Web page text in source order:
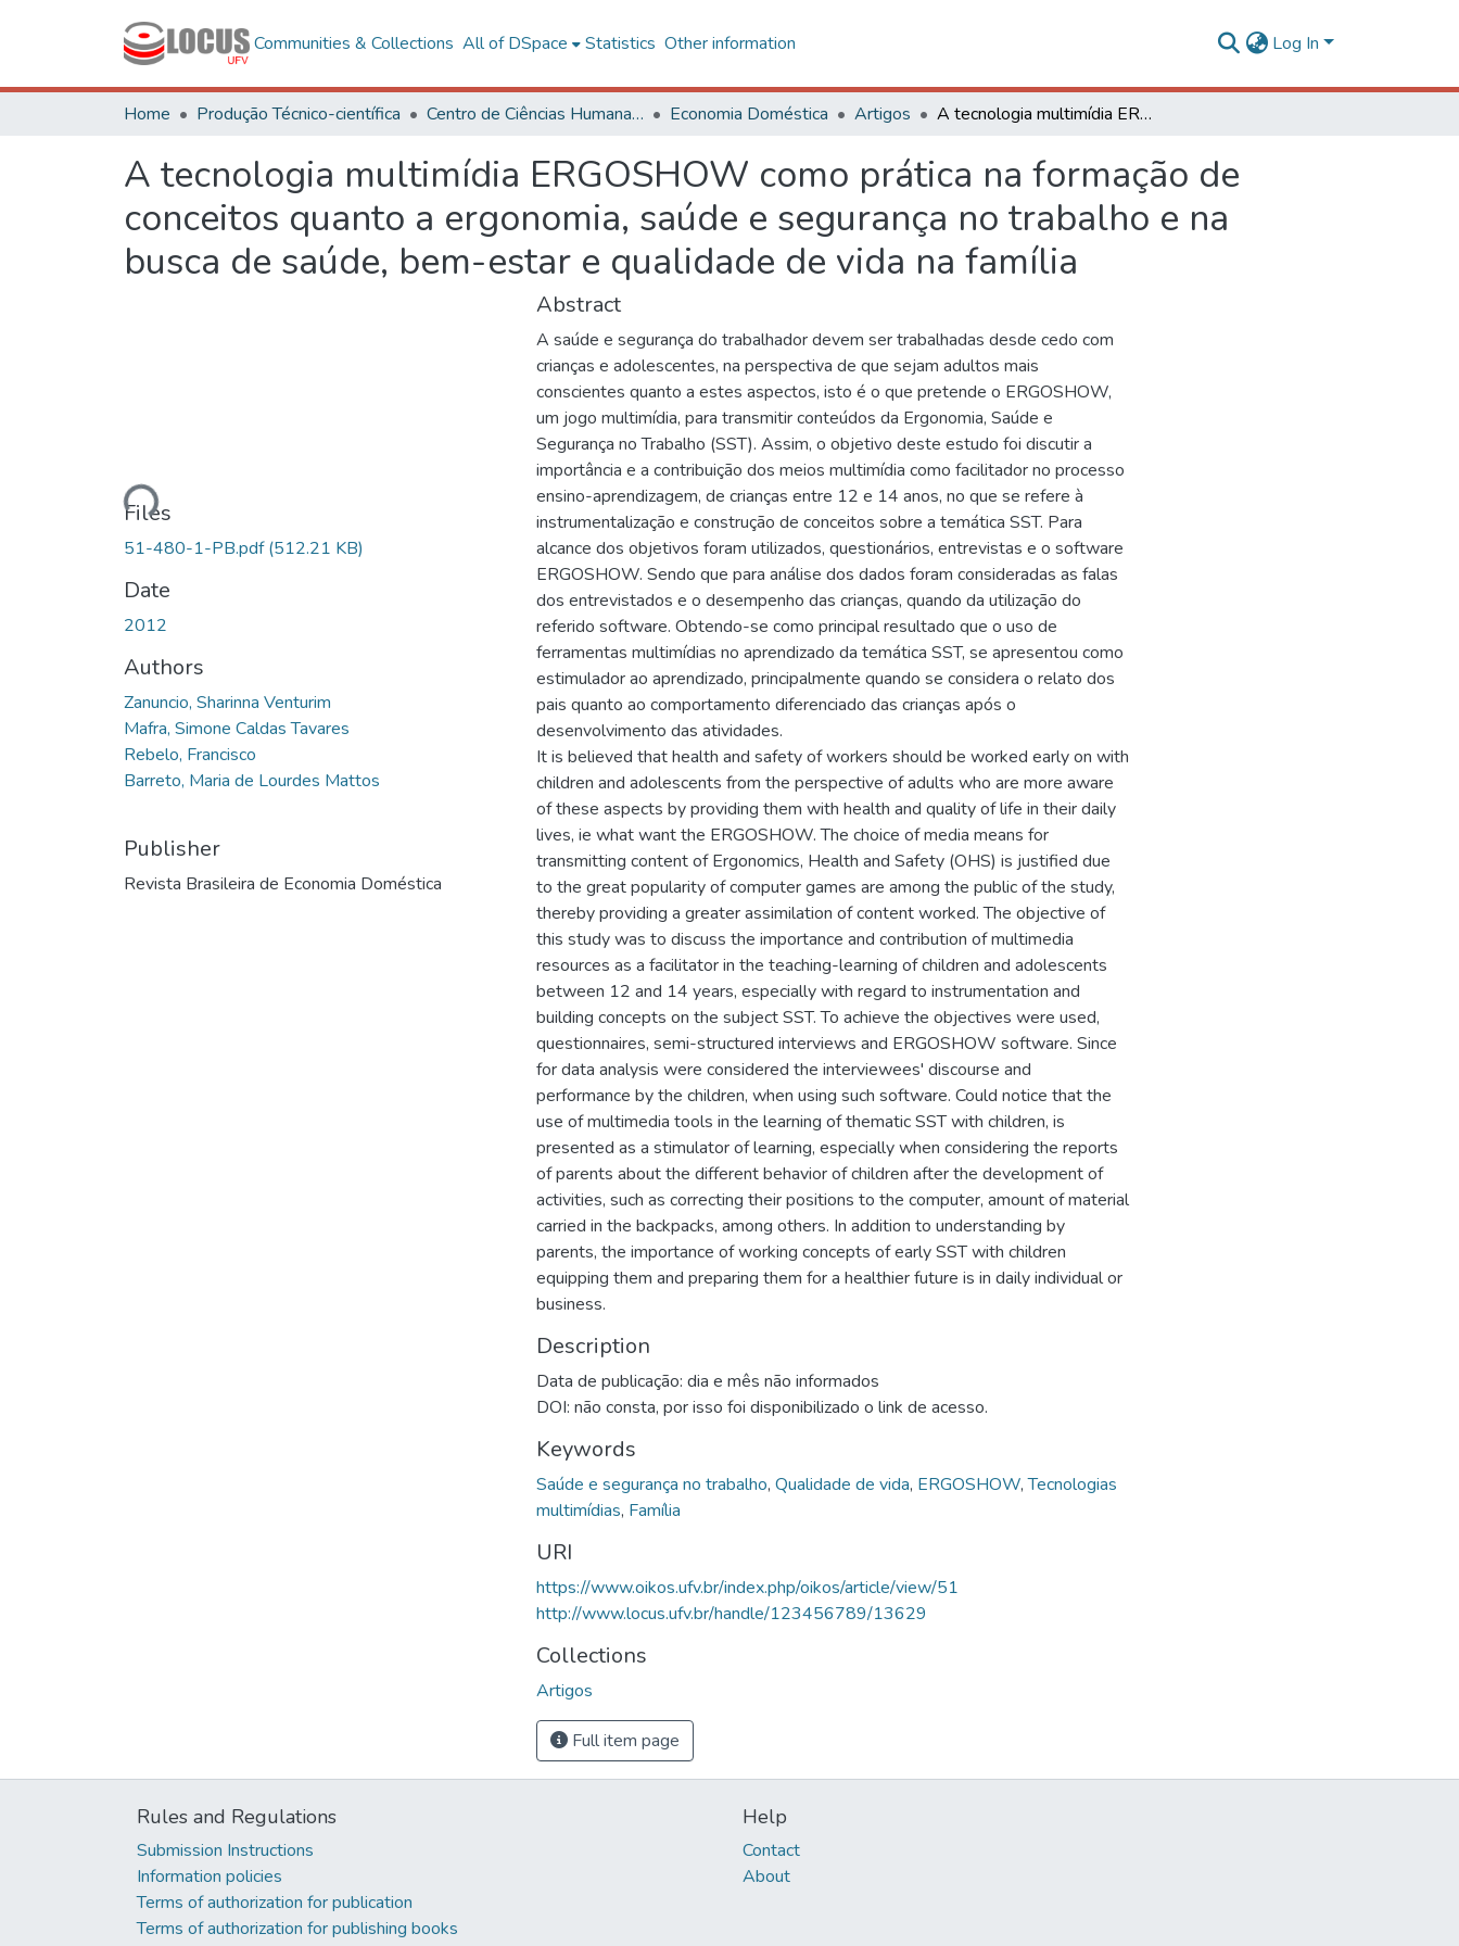
Communities & Collections All of DSpace Statistics Other information Log In
Home Produção Técnico-científica Centro de Ciências Humanas, Letras e Artes Economia Doméstica Artigos A tecnologia multimídia ERGOSHOW como prática na formação de conceitos quanto a ergonomia, saúde e segurança no trabalho e na busca de saúde, bem-estar e qualidade de vida na família
A tecnologia multimídia ERGOSHOW como prática na formação de
conceitos quanto a ergonomia, saúde e segurança no trabalho e na
busca de saúde, bem-estar e qualidade de vida na família
Loading...
Files
51-480-1-PB.pdf(512.21 KB)
Date
2012
Authors
Zanuncio, Sharinna Venturim
Mafra, Simone Caldas Tavares
Rebelo, Francisco
Barreto, Maria de Lourdes Mattos
Publisher
Revista Brasileira de Economia Doméstica
Abstract
A saúde e segurança do trabalhador devem ser trabalhadas desde cedo com
crianças e adolescentes, na perspectiva de que sejam adultos mais
conscientes quanto a estes aspectos, isto é o que pretende o ERGOSHOW,
um jogo multimídia, para transmitir conteúdos da Ergonomia, Saúde e
Segurança no Trabalho (SST). Assim, o objetivo deste estudo foi discutir a
importância e a contribuição dos meios multimídia como facilitador no processo
ensino-aprendizagem, de crianças entre 12 e 14 anos, no que se refere à
instrumentalização e construção de conceitos sobre a temática SST. Para
alcance dos objetivos foram utilizados, questionários, entrevistas e o software
ERGOSHOW. Sendo que para análise dos dados foram consideradas as falas
dos entrevistados e o desempenho das crianças, quando da utilização do
referido software. Obtendo-se como principal resultado que o uso de
ferramentas multimídias no aprendizado da temática SST, se apresentou como
estimulador ao aprendizado, principalmente quando se considera o relato dos
pais quanto ao comportamento diferenciado das crianças após o
desenvolvimento das atividades.
It is believed that health and safety of workers should be worked early on with
children and adolescents from the perspective of adults who are more aware
of these aspects by providing them with health and quality of life in their daily
lives, ie what want the ERGOSHOW. The choice of media means for
transmitting content of Ergonomics, Health and Safety (OHS) is justified due
to the great popularity of computer games are among the public of the study,
thereby providing a greater assimilation of content worked. The objective of
this study was to discuss the importance and contribution of multimedia
resources as a facilitator in the teaching-learning of children and adolescents
between 12 and 14 years, especially with regard to instrumentation and
building concepts on the subject SST. To achieve the objectives were used,
questionnaires, semi-structured interviews and ERGOSHOW software. Since
for data analysis were considered the interviewees' discourse and
performance by the children, when using such software. Could notice that the
use of multimedia tools in the learning of thematic SST with children, is
presented as a stimulator of learning, especially when considering the reports
of parents about the different behavior of children after the development of
activities, such as correcting their positions to the computer, amount of material
carried in the backpacks, among others. In addition to understanding by
parents, the importance of working concepts of early SST with children
equipping them and preparing them for a healthier future is in daily individual or
business.
Description
Data de publicação: dia e mês não informados
DOI: não consta, por isso foi disponibilizado o link de acesso.
Keywords
Saúde e segurança no trabalho, Qualidade de vida, ERGOSHOW,Tecnologias
multimídias, Família
URI
https://www.oikos.ufv.br/index.php/oikos/article/view/51
http://www.locus.ufv.br/handle/123456789/13629
Collections
Artigos
Full item page
Rules and Regulations
Submission Instructions
Information policies
Terms of authorization for publication
Terms of authorization for publishing books
Help
Contact
About